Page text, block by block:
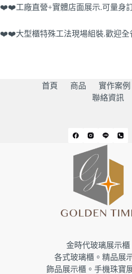
❤️❤️工廠直營+實體店面展示.可量身
❤️❤️大型櫃特殊工法現場組裝.歡迎全
首頁 商品 實作案例
聯絡資訊
金時代玻璃展示櫃
各式玻璃櫃。精品展
飾品展示櫃。手機珠寶